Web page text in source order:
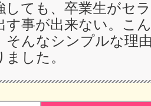
しても、卒業生がセ
す事が出来ない。こ
そんなシンプルな理
した。